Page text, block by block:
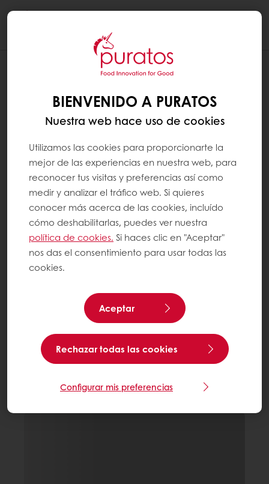
BIENVENIDO A PURATOS
Nuestra web hace uso de cookies
Utilizamos las cookies para proporcionarte la
mejor de las experiencias en nuestra web, para
reconocer tus visitas y preferencias así como
medir y analizar el tráfico web. Si quieres
conocer más acerca de las cookies, incluído
cómo deshabilitarlas, puedes ver nuestra
política de cookies. Si haces clic en "Aceptar"
nos das el consentimiento para usar todas las
cookies.
Aceptar
Rechazar todas las cookies
Configurar mis preferencias